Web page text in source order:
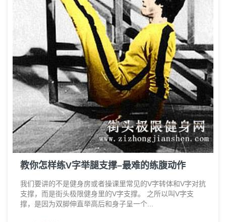
教你怎样练V字举腿支撑–最难的练腹动作
我们要讲的不是健身房或者操课里常见的V字转体和V字对抗
支撑，而是街头极限健身里的V字支撑。 之所以叫V字支
撑，是因为双脚伸直举高后和身子呈一个...